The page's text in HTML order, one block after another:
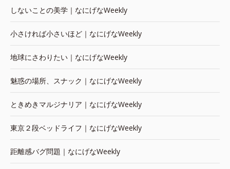
しないことの美学｜なにげなWeekly
小さければ小さいほど｜なにげなWeekly
地球にさわりたい｜なにげなWeekly
魅惑の場所、スナック｜なにげなWeekly
ときめきマルジナリア｜なにげなWeekly
東京２段ベッドライフ｜なにげなWeekly
距離感バグ問題｜なにげなWeekly